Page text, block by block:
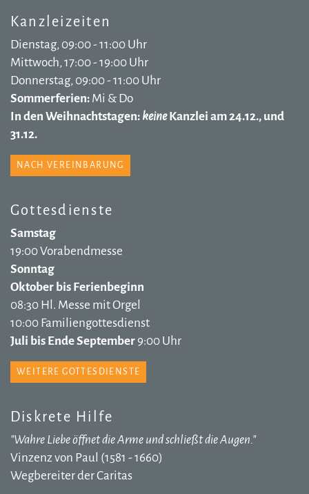
Kanzleizeiten
Dienstag, 09:00 - 11:00 Uhr
Mittwoch, 17:00 - 19:00 Uhr
Donnerstag, 09:00 - 11:00 Uhr
Sommerferien: Mi & Do
In den Weihnachtstagen: keineKanzlei am 24.12., und
31.12.
NACH VEREINBARUNG
Gottesdienste
Samstag
19:00 Vorabendmesse
Sonntag
Oktober bis Ferienbeginn
08:30 Hl. Messe mit Orgel
10:00 Familiengottesdienst
Juli bis Ende September 9:00 Uhr
WEITERE GOTTESDIENSTE
Diskrete Hilfe
"Wahre Liebe öffnet die Arme und schließt die Augen."
Vinzenz von Paul (1581 - 1660)
Wegbereiter der Caritas